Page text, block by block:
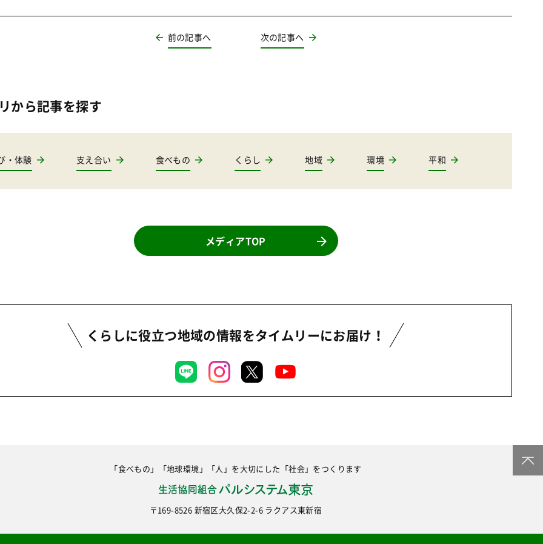
前の記事へ 次の記事へ
から記事を探す
・体験 支え合い 食べもの くらし 地域 環境 平和
メディアTOP
くらしに役立つ地域の情報をタイムリーにお届け！
「食べもの」「地球環境」「人」を大切にした 「社会」をつくります
〒169-8526 新宿区大久保2-2-6 ラクアス東新宿